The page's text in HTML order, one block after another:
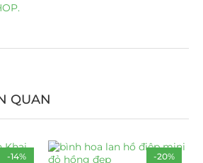
QUAN
-14% -20%